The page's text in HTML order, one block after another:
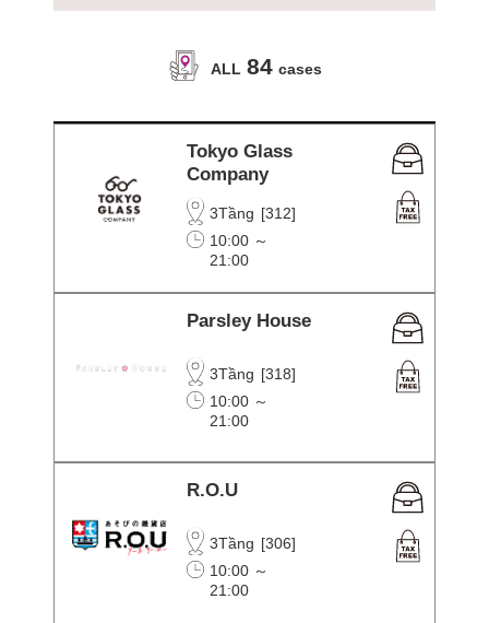
ALL 84 cases
Tokyo Glass
Company
3Tầng [312]
10:00 ～
21:00
Parsley House
3Tầng [318]
10:00 ～
21:00
R.O.U
3Tầng [306]
10:00 ～
21:00